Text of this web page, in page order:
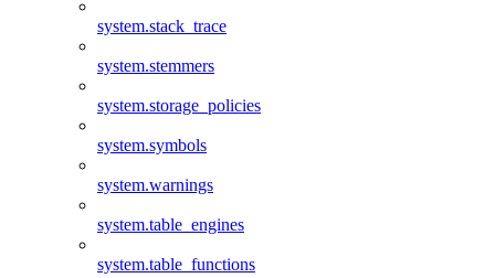
system.stack_trace
system.stemmers
system.storage_policies
system.symbols
system.warnings
system.table_engines
system.table_functions